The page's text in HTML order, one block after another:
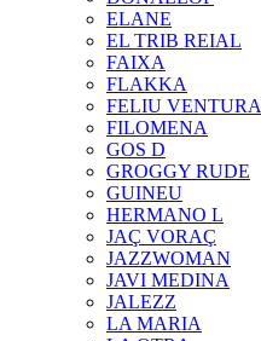
ELANE
EL TRIB REIAL
FAIXA
FLAKKA
FELIU VENTURA
FILOMENA
GOS D
GROGGY RUDE
GUINEU
HERMANO L
JAÇ VORAÇ
JAZZWOMAN
JAVI MEDINA
JALEZZ
LA MARIA